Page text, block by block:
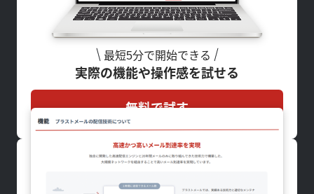
最短5分で開始できる
実際の機能や操作感を試せる
無料で試す